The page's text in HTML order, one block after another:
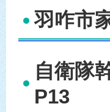
羽咋市
自衛隊
P13